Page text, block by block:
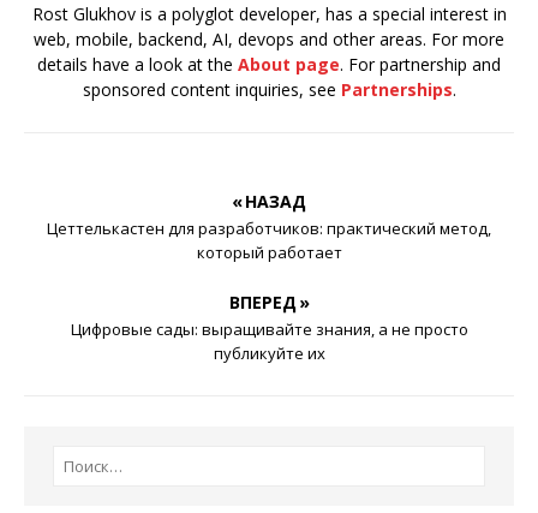
Rost Glukhov is a polyglot developer, has a special interest in
web, mobile, backend, AI, devops and other areas. For more
details have a look at the About page. For partnership and
sponsored content inquiries, see Partnerships.
« НАЗАД
Цеттелькастен для разработчиков: практический метод,
который работает
ВПЕРЕД »
Цифровые сады: выращивайте знания, а не просто
публикуйте их